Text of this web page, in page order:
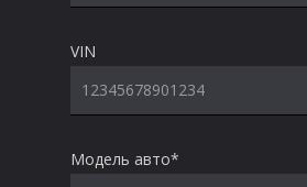
VIN
Модель авто*